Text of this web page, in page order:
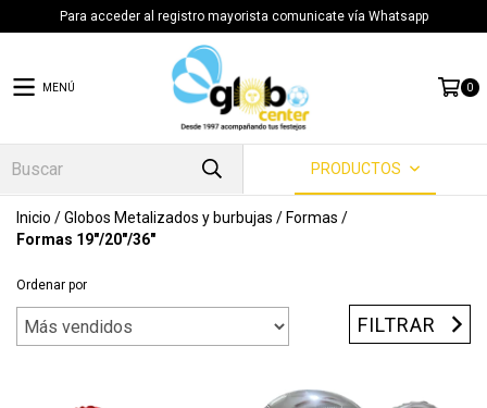
Para acceder al registro mayorista comunicate vía Whatsapp
MENÚ 0
PRODUCTOS
Inicio /Globos Metalizados y burbujas / Formas /
Formas 19"/20"/36"
Ordenar por
FILTRAR